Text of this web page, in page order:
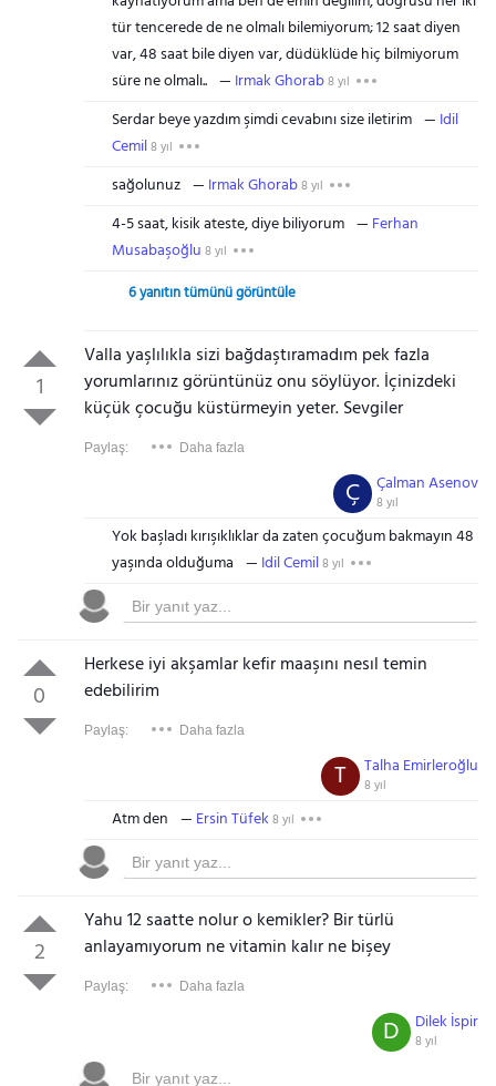
tür tencerede de ne olmalı bilemiyorum; 12 saat diyen
var, 48 saat bile diyen var, düdüklüde hiç bilmiyorum
süre ne olmalı..
Irmak Ghorab8 yıl
Serdar beye yazdım şimdi cevabını size iletirim
Idil
Cemil8 yıl
sağolunuz Irmak Ghorab8 yıl
4-5 saat, kisik ateste, diye biliyorum
Ferhan
Musabaşoğlu 8 yıl
6 yanıtın tümünü görüntüle
1
Valla yaşlılıkla sizi bağdaştıramadım pek fazla
yorumlarınız görüntünüz onu söylüyor. İçinizdeki
küçük çocuğu küstürmeyin yeter. Sevgiler
Paylaş: Daha fazla
Çalman Asenov
8 yıl
Ç
Yok başladı kırışıklıklar da zaten çocuğum bakmayın 48
yaşında olduğuma
Idil Cemil8 yıl
0
Herkese iyi akşamlar kefir maaşını nesıl temin
edebilirim
Paylaş: Daha fazla
Talha Emirleroğlu
8 yıl
T
Atm den Ersin Tüfek 8 yıl
2
Yahu 12 saatte nolur o kemikler? Bir türlü
anlayamıyorum ne vitamin kalır ne bişey
Paylaş: Daha fazla
Dilek İspir
8 yıl
D